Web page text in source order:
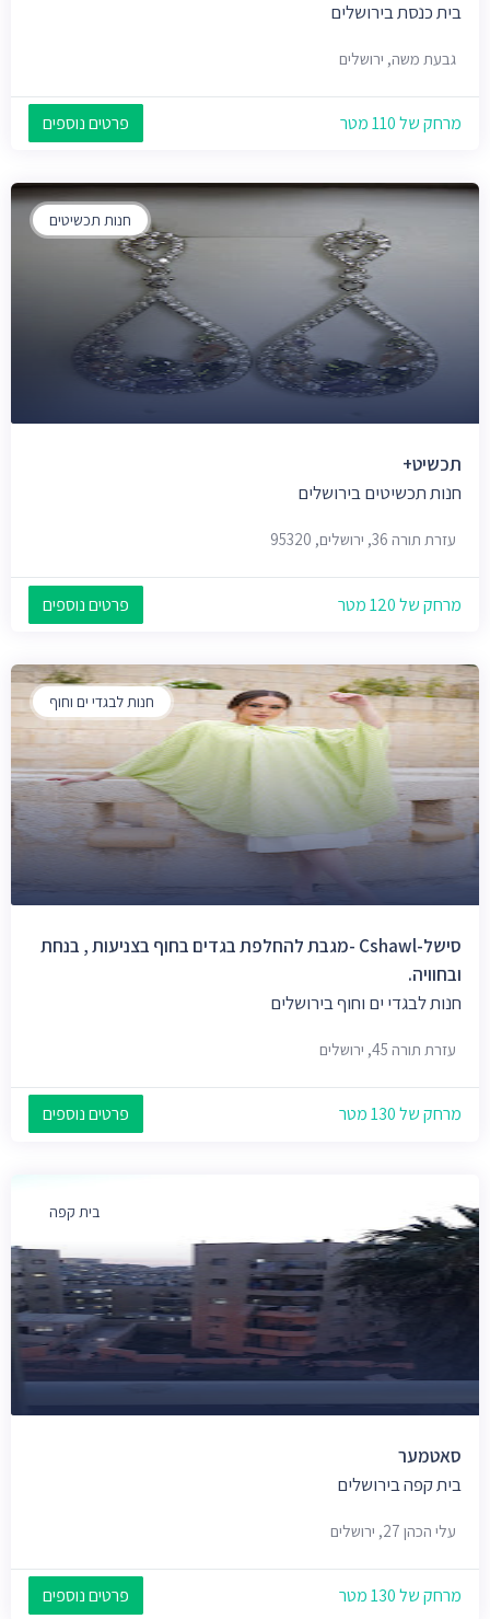
בית כנסת בירושלים
גבעת משה, ירושלים
מרחק של 110 מטר פרטים נוספים
חנות תכשיטים
תכשיט+
חנות תכשיטים בירושלים
עזרת תורה 36, ירושלים, 95320
מרחק של 120 מטר פרטים נוספים
חנות לבגדי ים וחוף
סישל-Cshawl -מגבת להחלפת בגדים בחוף בצניעות , בנחת
ובחוויה.
חנות לבגדי ים וחוף בירושלים
עזרת תורה 45, ירושלים
מרחק של 130 מטר פרטים נוספים
בית קפה
סאטמער
בית קפה בירושלים
עלי הכהן 27, ירושלים
מרחק של 130 מטר פרטים נוספים